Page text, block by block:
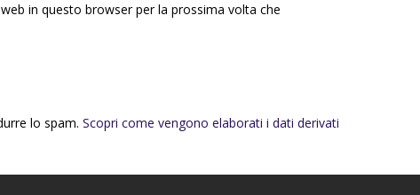
in questo browser per la prossima volta che
lo spam. Scopri come vengono elaborati i dati derivati